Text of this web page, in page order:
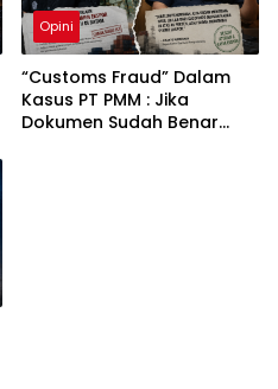
Opini
“Customs Fraud” Dalam
Kasus PT PMM : Jika
Dokumen Sudah Benar